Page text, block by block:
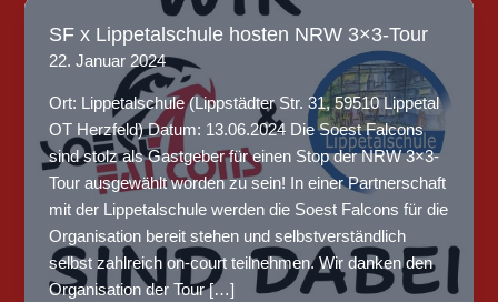
SF x Lippetalschule hosten NRW 3×3-Tour
22. Januar 2024
Ort: Lippetalschule (Lippstädter Str. 31, 59510 Lippetal
OT Herzfeld) Datum: 13.06.2024 Die Soest Falcons
sind stolz als Gastgeber für einen Stop der NRW 3×3-
Tour ausgewählt worden zu sein! In einer Partnerschaft
mit der Lippetalschule werden die Soest Falcons für die
Organisation bereit stehen und selbstverständlich
selbst zahlreich on-court teilnehmen. Wir danken den
Organisation der Tour […]